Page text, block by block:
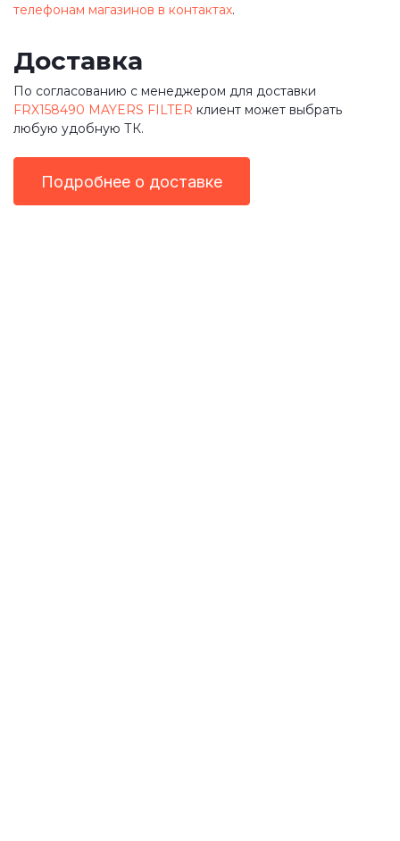
телефонам магазинов в контактах.
Доставка
По согласованию с менеджером для доставки
FRX158490 MAYERS FILTER клиент может выбрать
любую удобную ТК.
Подробнее о доставке